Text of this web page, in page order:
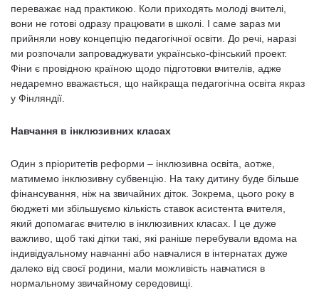
переважає над практикою. Коли приходять молоді вчителі,
вони не готові одразу працювати в школі. І саме зараз ми
прийняли нову концепцію педагогічної освіти. До речі, наразі
ми розпочали запроваджувати українсько-фінський проект.
Фіни є провідною країною щодо підготовки вчителів, адже
недаремно вважається, що найкраща педагогічна освіта якраз
у Фінляндії.
Навчання в інклюзивних класах
Один з пріоритетів реформи – інклюзивна освіта, аотже,
матимемо інклюзивну субвенцію. На таку дитину буде більше
фінансування, ніж на звичайних діток. Зокрема, цього року в
бюджеті ми збільшуємо кількість ставок асистента вчителя,
який допомагає вчителю в інклюзивних класах. І це дуже
важливо, щоб такі дітки такі, які раніше перебували вдома на
індивідуальному навчанні або навчалися в інтернатах дуже
далеко від своєї родини, мали можливість навчатися в
нормальному звичайному середовищі.